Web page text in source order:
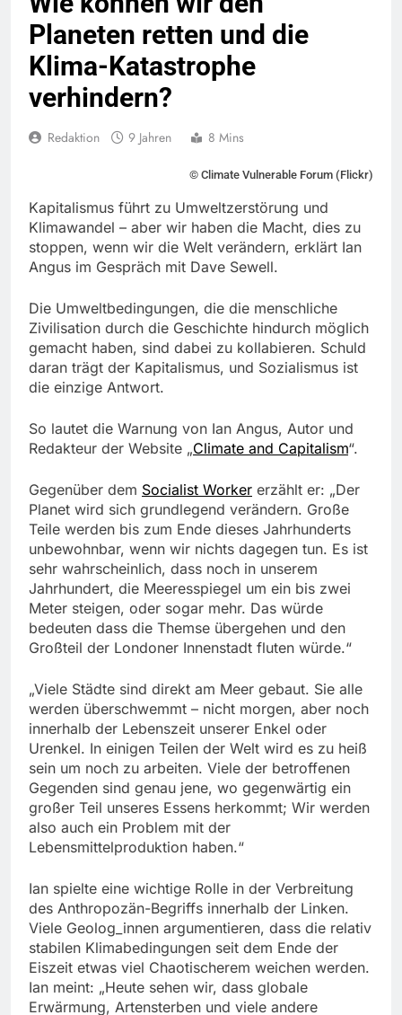
Planeten retten und die
Klima-Katastrophe
verhindern?
Redaktion 9 Jahren 8 Mins
© Climate Vulnerable Forum (Flickr)
Kapitalismus führt zu Umweltzerstörung und
Klimawandel – aber wir haben die Macht, dies zu
stoppen, wenn wir die Welt verändern, erklärt Ian
Angus im Gespräch mit Dave Sewell.
Die Umweltbedingungen, die die menschliche
Zivilisation durch die Geschichte hindurch möglich
gemacht haben, sind dabei zu kollabieren. Schuld
daran trägt der Kapitalismus, und Sozialismus ist
die einzige Antwort.
So lautet die Warnung von Ian Angus, Autor und
Redakteur der Website „Climate and Capitalism“.
Gegenüber dem Socialist Worker erzählt er: „Der
Planet wird sich grundlegend verändern. Große
Teile werden bis zum Ende dieses Jahrhunderts
unbewohnbar, wenn wir nichts dagegen tun. Es ist
sehr wahrscheinlich, dass noch in unserem
Jahrhundert, die Meeresspiegel um ein bis zwei
Meter steigen, oder sogar mehr. Das würde
bedeuten dass die Themse übergehen und den
Großteil der Londoner Innenstadt fluten würde.“
„Viele Städte sind direkt am Meer gebaut. Sie alle
werden überschwemmt – nicht morgen, aber noch
innerhalb der Lebenszeit unserer Enkel oder
Urenkel. In einigen Teilen der Welt wird es zu heiß
sein um noch zu arbeiten. Viele der betroffenen
Gegenden sind genau jene, wo gegenwärtig ein
großer Teil unseres Essens herkommt; Wir werden
also auch ein Problem mit der
Lebensmittelproduktion haben.“
Ian spielte eine wichtige Rolle in der Verbreitung
des Anthropozän-Begriffs innerhalb der Linken.
Viele Geolog_innen argumentieren, dass die relativ
stabilen Klimabedingungen seit dem Ende der
Eiszeit etwas viel Chaotischerem weichen werden.
Ian meint: „Heute sehen wir, dass globale
Erwärmung, Artensterben und viele andere